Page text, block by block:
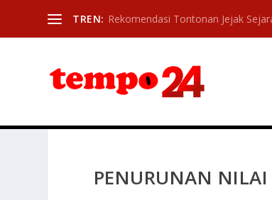
TREN: Rekomendasi Tontonan Jejak
PENURUNAN